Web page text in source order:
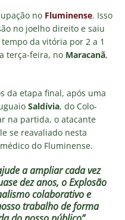
no Fluminense. Isso
no joelho direito e saiu
da vitória por 2 a 1
terça-feira, no Maracanã,
da etapa final, após uma
Saldívia, do Colo-
na partida, o atacante
se reavaliado nesta
do Fluminense.
a ampliar cada vez
dez anos, o Explosão
colaborativo e
trabalho de forma